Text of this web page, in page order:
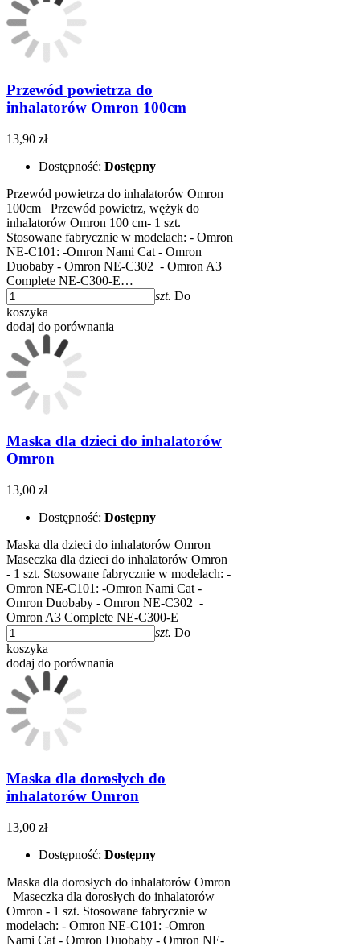
Przewód powietrza do
inhalatorów Omron 100cm
13,90 zł
Dostępność: Dostępny
Przewód powietrza do inhalatorów Omron
100cm Przewód powietrz, wężyk do
inhalatorów Omron 100 cm- 1 szt.
Stosowane fabrycznie w modelach: - Omron
NE-C101: -Omron Nami Cat - Omron
Duobaby - Omron NE-C302 ​ - Omron A3
Complete NE-C300-E…
szt. Do
koszyka
dodaj do porównania
Maska dla dzieci do inhalatorów
Omron
13,00 zł
Dostępność: Dostępny
Maska dla dzieci do inhalatorów Omron
Maseczka dla dzieci do inhalatorów Omron
- 1 szt. Stosowane fabrycznie w modelach: -
Omron NE-C101: -Omron Nami Cat -
Omron Duobaby - Omron NE-C302 ​ -
Omron A3 Complete NE-C300-E ​
szt. Do
koszyka
dodaj do porównania
Maska dla dorosłych do
inhalatorów Omron
13,00 zł
Dostępność: Dostępny
Maska dla dorosłych do inhalatorów Omron
Maseczka dla dorosłych do inhalatorów
Omron - 1 szt. Stosowane fabrycznie w
modelach: - Omron NE-C101: -Omron
Nami Cat - Omron Duobaby - Omron NE-